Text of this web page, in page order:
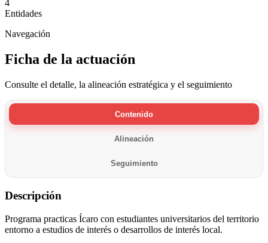
4
Entidades
Navegación
Ficha de la actuación
Consulte el detalle, la alineación estratégica y el seguimiento
Contenido
Alineación
Seguimiento
Descripción
Programa practicas Ícaro con estudiantes universitarios del territorio
entorno a estudios de interés o desarrollos de interés local.